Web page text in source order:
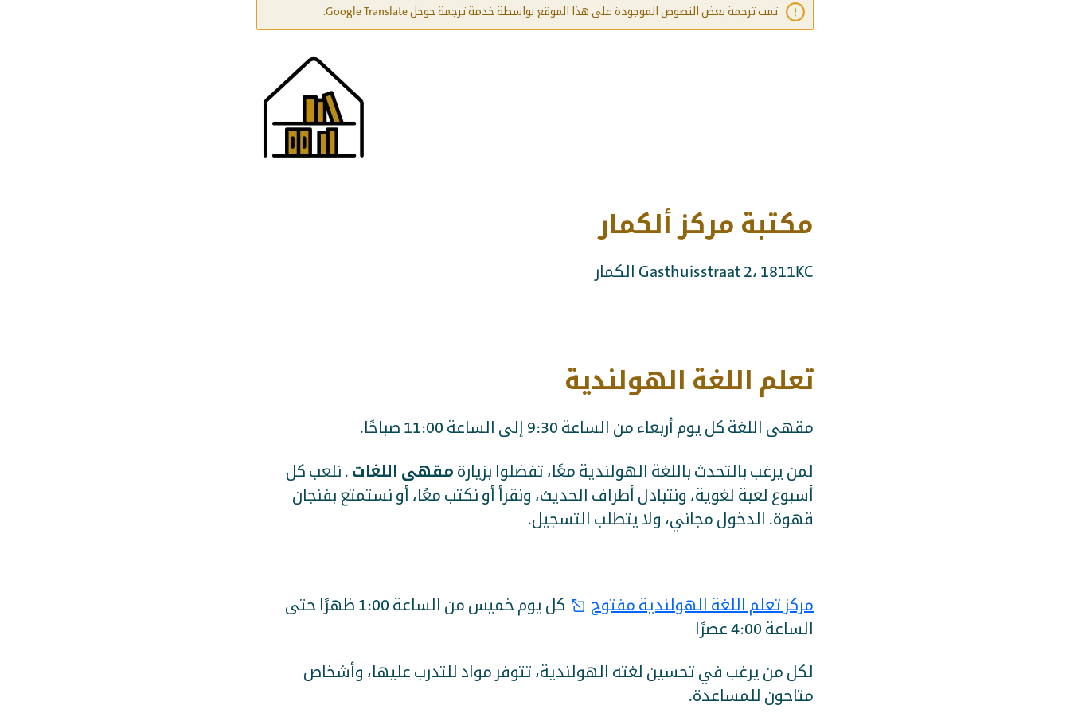
تمت ترجمة بعض النصوص الموجودة على هذا الموقع بواسطة خدمة ترجمة جوجل Google Translate.
مكتبة مركز ألكمار
Gasthuisstraat 2، 1811KC الكمار
تعلم اللغة الهولندية
مقهى اللغة كل يوم أربعاء من الساعة 9:30 إلى الساعة 11:00 صباحًا.
لمن يرغب بالتحدث باللغة الهولندية معًا، تفضلوا بزيارة مقهى اللغات . نلعب كل
أسبوع لعبة لغوية، ونتبادل أطراف الحديث، ونقرأ أو نكتب معًا، أو نستمتع بفنجان
قهوة. الدخول مجاني، ولا يتطلب التسجيل.
مركز تعلم اللغة الهولندية مفتوح
كل يوم خميس من الساعة 1:00 ظهرًا حتى
الساعة 4:00 عصرًا
لكل من يرغب في تحسين لغته الهولندية، تتوفر مواد للتدرب عليها، وأشخاص
متاحون للمساعدة.